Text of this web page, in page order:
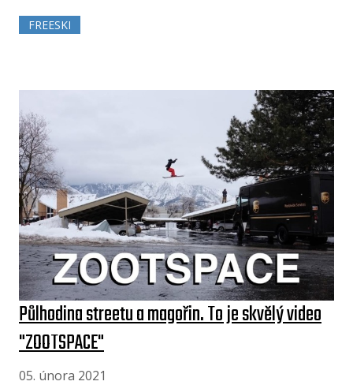
FREESKI
Půlhodina streetu a magořin. To je skvělý video
"ZOOTSPACE"
05. února 2021